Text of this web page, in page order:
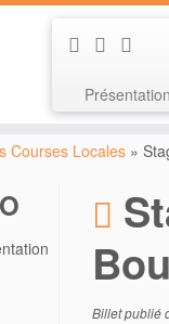
Présentation
Courses Locales »
Billet publié